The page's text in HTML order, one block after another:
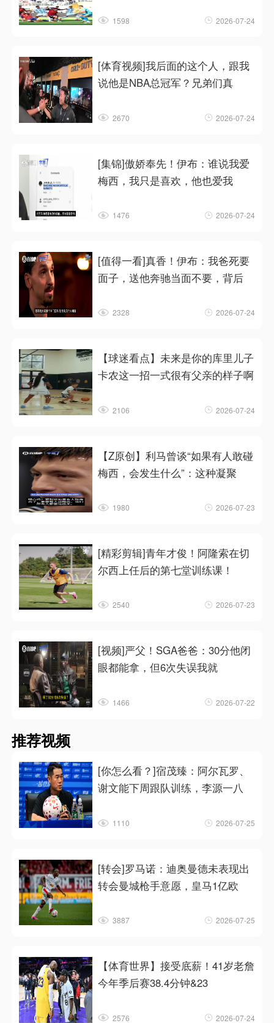
1598 2026-07-24
[体育视频]我后面的这个人，跟我
说他是NBA总冠军？兄弟们真
2670 2026-07-24
[集锦]傲娇奉先！伊布：谁说我爱
梅西，我只是喜欢，他也爱我
1476 2026-07-24
[值得一看]真香！伊布：我爸死要
面子，送他奔驰当面不要，背后
2328 2026-07-24
【球迷看点】未来是你的库里儿子
卡农这一招一式很有父亲的样子啊
2106 2026-07-24
【Z原创】利马曾谈“如果有人敢碰
梅西，会发生什么”：这种凝聚
1980 2026-07-23
[精彩剪辑]青年才俊！阿隆索在切
尔西上任后的第七堂训练课！
2540 2026-07-23
[视频]严父！SGA爸爸：30分他闭
眼都能拿，但6次失误我就
1466 2026-07-22
推荐视频
[你怎么看？]宿茂臻：阿尔瓦罗、
谢文能下周跟队训练，李源一八
1110 2026-07-25
[转会]罗马诺：迪奥曼德未表现出
转会曼城枪手意愿，皇马1亿欧
3887 2026-07-25
【体育世界】接受底薪！41岁老詹
今年季后赛38.4分钟&23
2576 2026-07-24